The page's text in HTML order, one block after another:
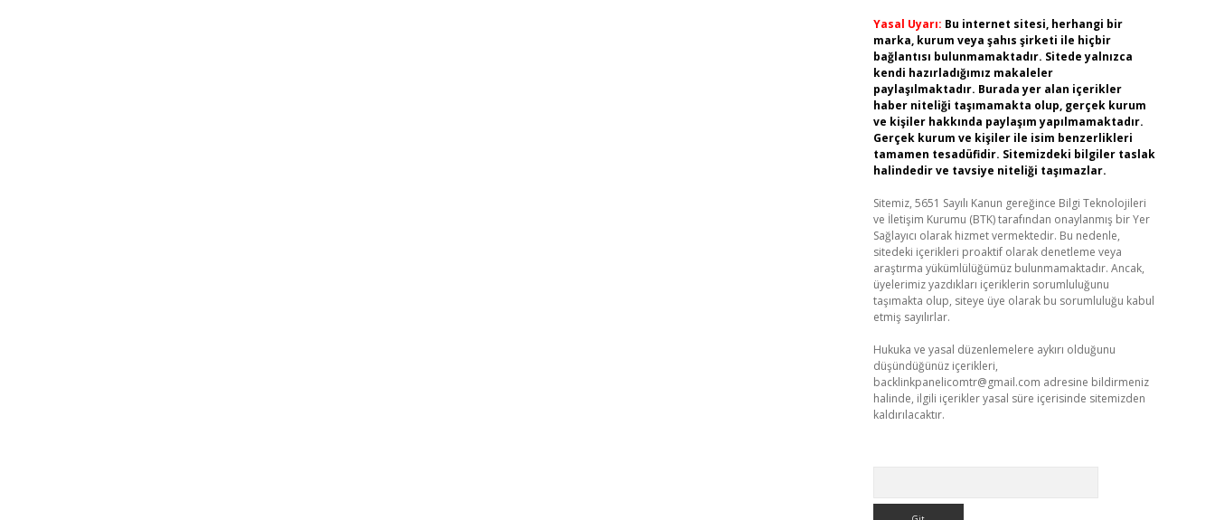
Yasal Uyarı: Bu internet sitesi, herhangi bir
marka, kurum veya şahıs şirketi ile hiçbir
bağlantısı bulunmamaktadır. Sitede yalnızca
kendi hazırladığımız makaleler
paylaşılmaktadır. Burada yer alan içerikler
haber niteliği taşımamakta olup, gerçek kurum
ve kişiler hakkında paylaşım yapılmamaktadır.
Gerçek kurum ve kişiler ile isim benzerlikleri
tamamen tesadüfidir. Sitemizdeki bilgiler taslak
halindedir ve tavsiye niteliği taşımazlar.
Sitemiz, 5651 Sayılı Kanun gereğince Bilgi Teknolojileri
ve İletişim Kurumu (BTK) tarafından onaylanmış bir Yer
Sağlayıcı olarak hizmet vermektedir. Bu nedenle,
sitedeki içerikleri proaktif olarak denetleme veya
araştırma yükümlülüğümüz bulunmamaktadır. Ancak,
üyelerimiz yazdıkları içeriklerin sorumluluğunu
taşımakta olup, siteye üye olarak bu sorumluluğu kabul
etmiş sayılırlar.
Hukuka ve yasal düzenlemelere aykırı olduğunu
düşündüğünüz içerikleri,
backlinkpanelicomtr@gmail.com adresine bildirmeniz
halinde, ilgili içerikler yasal süre içerisinde sitemizden
kaldırılacaktır.